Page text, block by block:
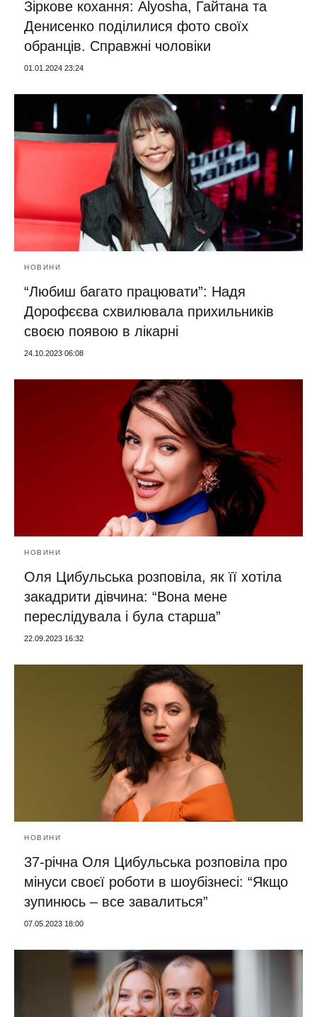
Зіркове кохання: Alyosha, Гайтана та
Денисенко поділилися фото своїх
обранців. Справжні чоловіки
01.01.2024 23:24
НОВИНИ
“Любиш багато працювати”: Надя
Дорофєєва схвилювала прихильників
своєю появою в лікарні
24.10.2023 06:08
НОВИНИ
Оля Цибульська розповіла, як її хотіла
закадрити дівчина: “Вона мене
переслідувала і була старша”
22.09.2023 16:32
НОВИНИ
37-річна Оля Цибульська розповіла про
мінуси своєї роботи в шоубізнесі: “Якщо
зупинюсь – все завалиться”
07.05.2023 18:00